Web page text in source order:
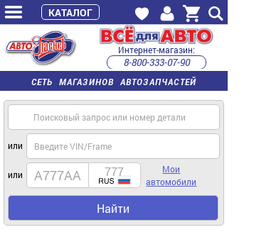
СЕТЬ МАГАЗИНОВ АВТОЗАПЧАСТЕЙ
Интернет-магазин:
8-800-333-07-90
часы работы с 9:00 до 22:00 (пн-пт)
или
или
Мои
автомобили
Найти
КАТАЛОГ